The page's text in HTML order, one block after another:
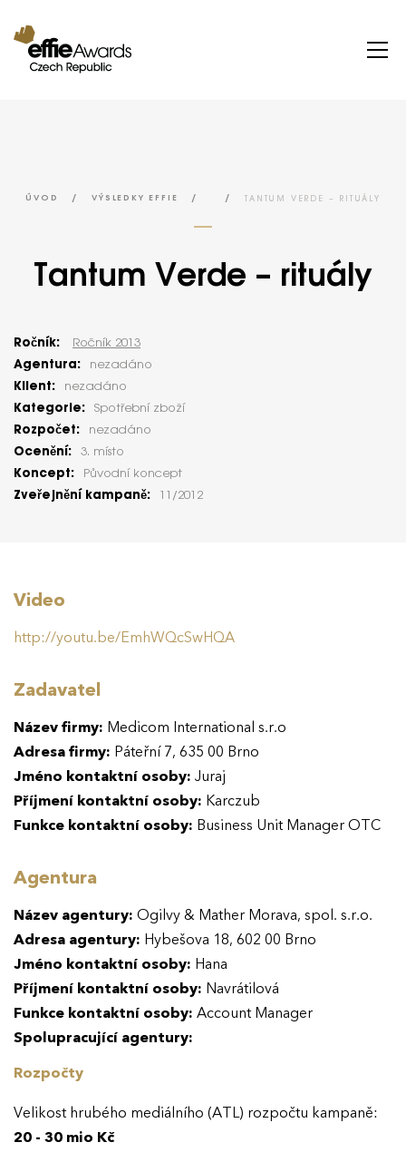
ÚVOD / VÝSLEDKY EFFIE / / TANTUM VERDE – RITUÁLY
Tantum Verde – rituály
Ročník: Ročník 2013
Agentura: nezadáno
Klient: nezadáno
Kategorie: Spotřební zboží
Rozpočet: nezadáno
Ocenění: 3. místo
Koncept: Původní koncept
Zveřejnění kampaně: 11/2012
Video
http://youtu.be/EmhWQcSwHQA
Zadavatel
Název firmy: Medicom International s.r.o
Adresa firmy: Páteřní 7, 635 00 Brno
Jméno kontaktní osoby: Juraj
Příjmení kontaktní osoby: Karczub
Funkce kontaktní osoby: Business Unit Manager OTC
Agentura
Název agentury: Ogilvy & Mather Morava, spol. s.r.o.
Adresa agentury: Hybešova 18, 602 00 Brno
Jméno kontaktní osoby: Hana
Příjmení kontaktní osoby: Navrátilová
Funkce kontaktní osoby: Account Manager
Spolupracující agentury:
Rozpočty
Velikost hrubého mediálního (ATL) rozpočtu kampaně:
20 - 30 mio Kč